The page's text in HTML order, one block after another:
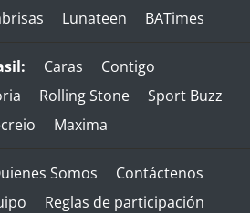
Lunateen BATimes
Caras
Contigo
Rolling Stone
Sport Buzz
Maxima
Somos
Contáctenos
Reglas de participación